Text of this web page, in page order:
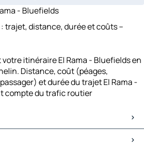
- Bluefields
trajet, distance, durée et coûts –
itinéraire El Rama - Bluefields en
Distance, coût (péages,
et durée du trajet El Rama -
compte du trafic routier